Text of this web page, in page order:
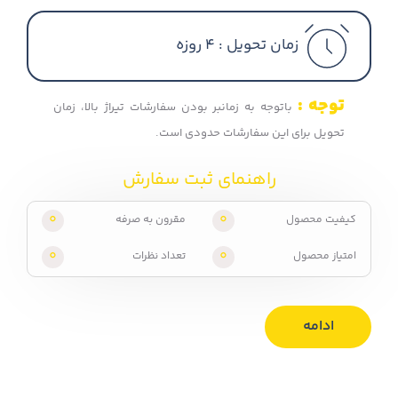
زمان تحویل : 4 روزه
توجه : باتوجه به زمانبر بودن سفارشات تیراژ بالا، زمان
تحویل برای این سفارشات حدودی است.
راهنمای ثبت سفارش
کیفیت محصول 0 مقرون به صرفه 0
امتیاز محصول 0 تعداد نظرات 0
ادامه